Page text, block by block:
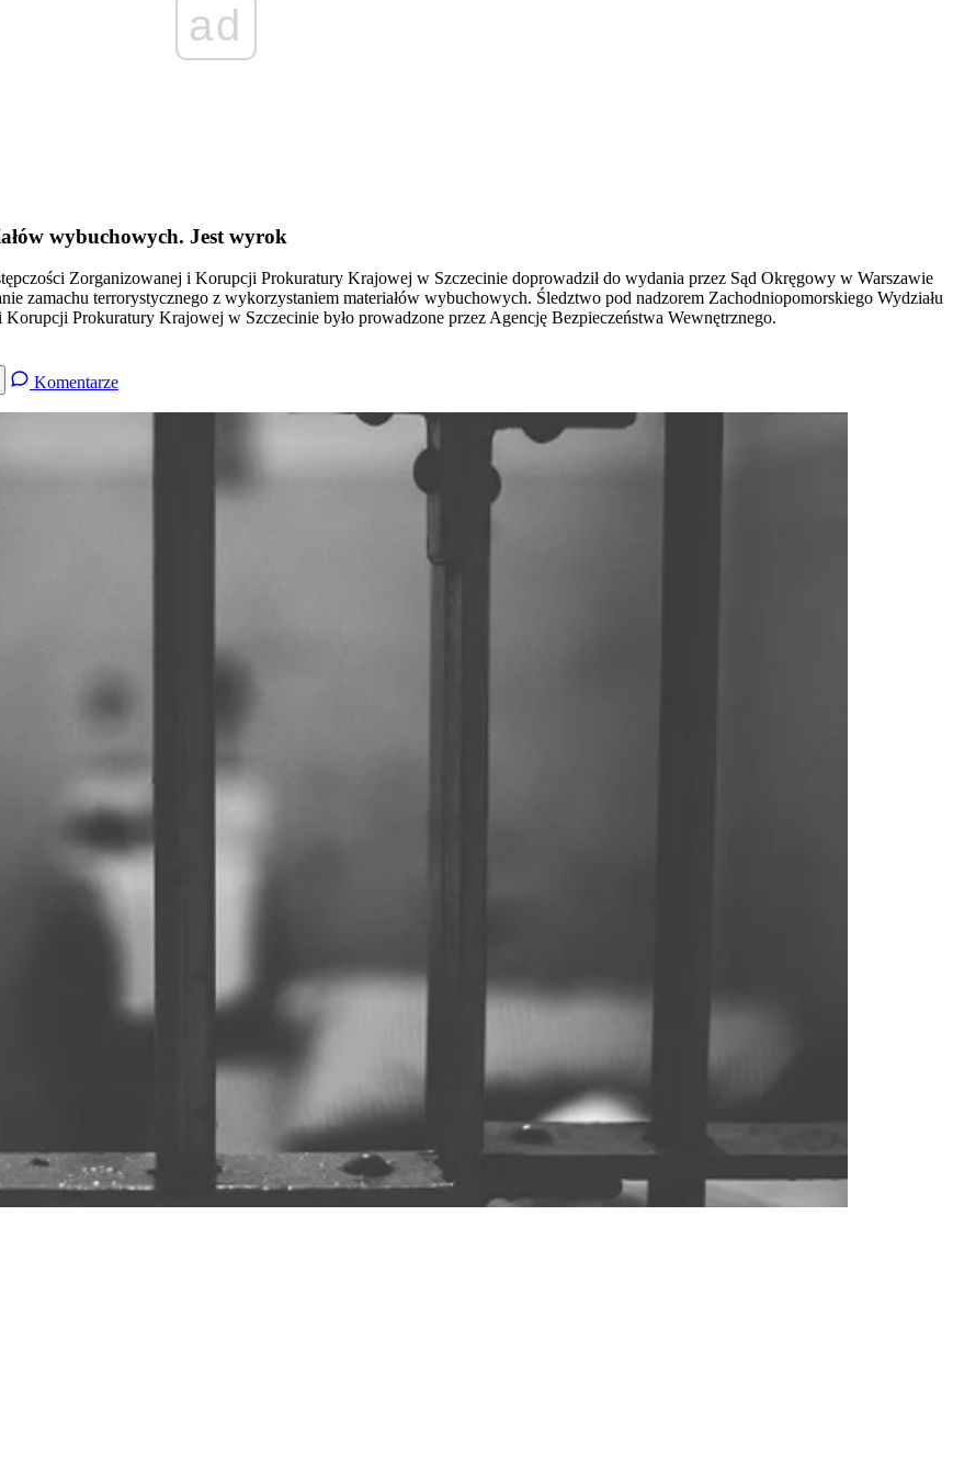
ad
wybuchowych. Jest wyrok
Zorganizowanej i Korupcji Prokuratury Krajowej w Szczecinie doprowadził do wydania przez Sąd Okręgowy w Warszawie
zamachu terrorystycznego z wykorzystaniem materiałów wybuchowych. Śledztwo pod nadzorem Zachodniopomorskiego Wydziału
Prokuratury Krajowej w Szczecinie było prowadzone przez Agencję Bezpieczeństwa Wewnętrznego.
Komentarze